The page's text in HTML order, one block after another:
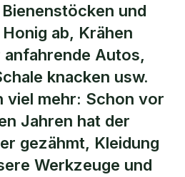
und
ab, Krähen
Autos,
knacken usw.
viel mehr: Schon vor
Jahren hat der
gezähmt, Kleidung
Werkzeuge und